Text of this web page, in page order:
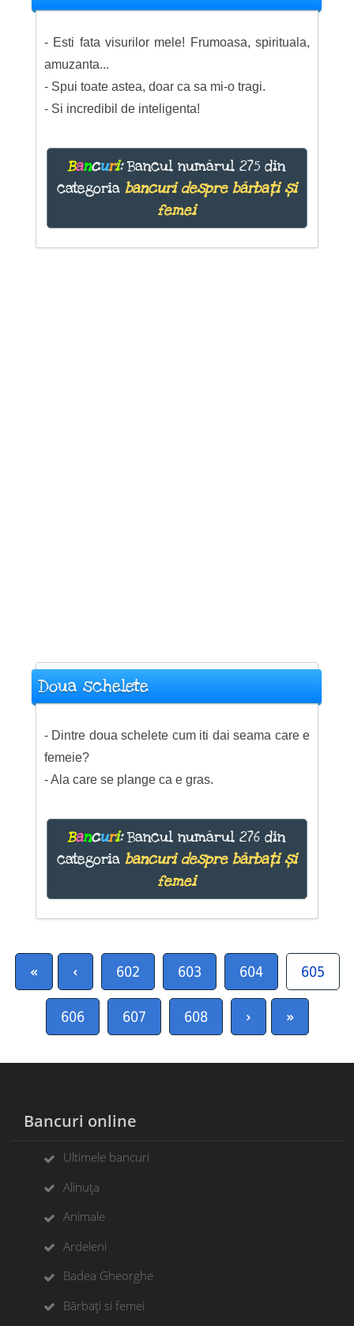
- Esti fata visurilor mele! Frumoasa, spirituala,
amuzanta...
- Spui toate astea, doar ca sa mi-o tragi.
- Si incredibil de inteligenta!
Bancuri:Bancul numărul 275 din
categoria bancuri despre bărbați și
femei
Doua schelete
- Dintre doua schelete cum iti dai seama care e
femeie?
- Ala care se plange ca e gras.
Bancuri:Bancul numărul 276 din
categoria bancuri despre bărbați și
femei
« ‹ 602 603 604 605
606 607 608 › »
Bancuri online
Ultimele bancuri
Alinuța
Animale
Ardeleni
Badea Gheorghe
Bărbați si femei